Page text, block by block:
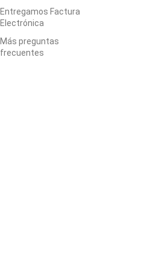
Entregamos Factura
Electrónica
Más preguntas
frecuentes